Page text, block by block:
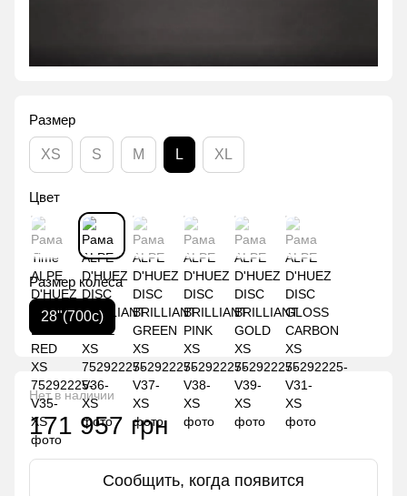
Размер
XS S M L XL
Цвет
Размер колеса
28"(700с)
Нет в наличии
171 957 грн
Сообщить, когда появится